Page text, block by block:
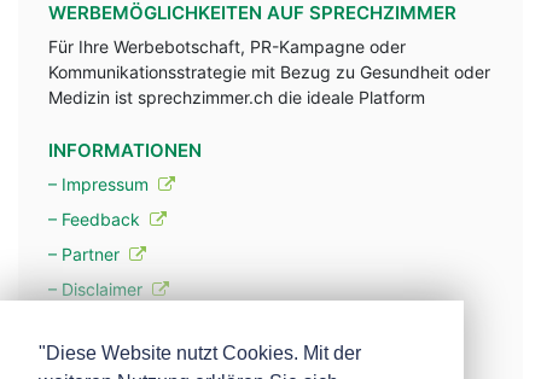
WERBEMÖGLICHKEITEN AUF SPRECHZIMMER
Für Ihre Werbebotschaft, PR-Kampagne oder
Kommunikationsstrategie mit Bezug zu Gesundheit oder
Medizin ist sprechzimmer.ch die ideale Platform
INFORMATIONEN
– Impressum
– Feedback
– Partner
– Disclaimer
"Diese Website nutzt Cookies. Mit der